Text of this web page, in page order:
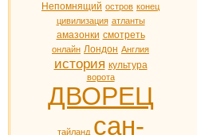
Непомнящий остров конец
цивилизация атланты
амазонки смотреть
онлайн Лондон Англия
история культура
ворота
ДВОРЕЦ
тайланд сан-